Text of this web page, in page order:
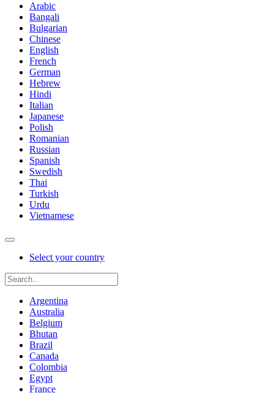
Arabic
Bangali
Bulgarian
Chinese
English
French
German
Hebrew
Hindi
Italian
Japanese
Polish
Romanian
Russian
Spanish
Swedish
Thai
Turkish
Urdu
Vietnamese
Select your country
Argentina
Australia
Belgium
Bhutan
Brazil
Canada
Colombia
Egypt
France